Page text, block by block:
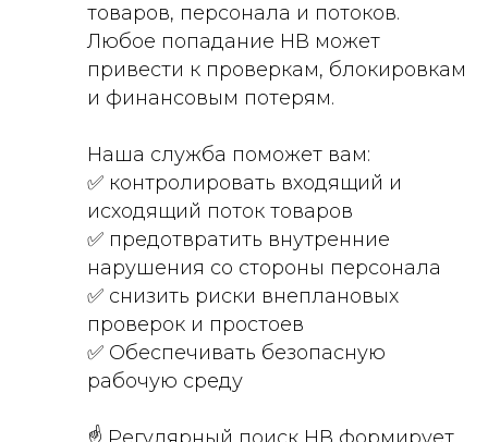
товаров, персонала и потоков.
Любое попадание НВ может
привести к проверкам, блокировкам
и финансовым потерям.
Наша служба поможет вам:
✅ контролировать входящий и
исходящий поток товаров
✅ предотвратить внутренние
нарушения со стороны персонала
✅ снизить риски внеплановых
проверок и простоев
✅ Обеспечивать безопасную
рабочую среду